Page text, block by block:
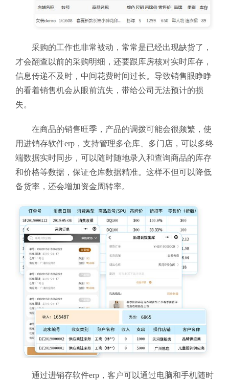
采购的工作也非常被动，常常是已经出现缺货了，
才会翻查以前的采购明细，还要跟库房核对实时库存，
信息传递不及时，中间花费时间过长。导致销售眼睁睁
的看着销售机会从眼前流失，带给公司无法预计的损
失。
在商品的销售旺季，产品的调拨可能会很频繁，使
用进销存软件erp，支持管理多仓库、多门店，可以多终
端数据实时同步，可以随时随地录入和查询商品的库存
和价格等数据，保证仓库数据精准。这样不但可以降低
备货率，还会增加资金周转率。
通过进销存软件erp，客户可以通过电脑和手机随时